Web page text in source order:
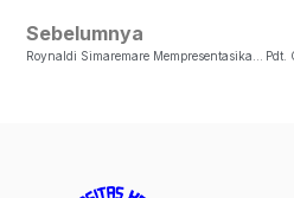
Sebelumnya